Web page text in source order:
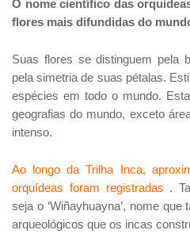
O nome científico das
flores mais difundidas do
Suas flores se distinguem pela
pela simetria de suas pétalas.
espécies em todo o mundo.
geografias do mundo, exceto
intenso.
Ao longo da Trilha Inca,
orquídeas foram registradas .
seja o ‘Wiñayhuayna’, nome
arqueológicos que os incas